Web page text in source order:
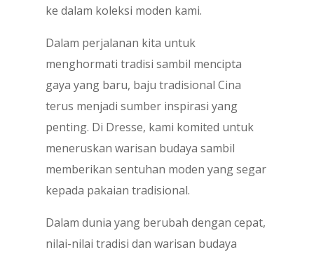
ke dalam koleksi moden kami.
Dalam perjalanan kita untuk
menghormati tradisi sambil mencipta
gaya yang baru, baju tradisional Cina
terus menjadi sumber inspirasi yang
penting. Di Dresse, kami komited untuk
meneruskan warisan budaya sambil
memberikan sentuhan moden yang segar
kepada pakaian tradisional.
Dalam dunia yang berubah dengan cepat,
nilai-nilai tradisi dan warisan budaya